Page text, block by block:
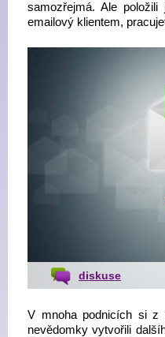
samozřejmá. Ale
emailový klientem,
diskuse
V mnoha podnicích si z
nevědomky vytvořili